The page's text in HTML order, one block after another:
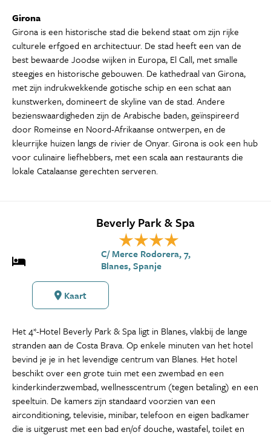
Girona
Girona is een historische stad die bekend staat om zijn rijke
culturele erfgoed en architectuur. De stad heeft een van de
best bewaarde Joodse wijken in Europa, El Call, met smalle
steegjes en historische gebouwen. De kathedraal van Girona,
met zijn indrukwekkende gotische schip en een schat aan
kunstwerken, domineert de skyline van de stad. Andere
bezienswaardigheden zijn de Arabische baden, geïnspireerd
door Romeinse en Noord-Afrikaanse ontwerpen, en de
kleurrijke huizen langs de rivier de Onyar. Girona is ook een hub
voor culinaire liefhebbers, met een scala aan restaurants die
lokale Catalaanse gerechten serveren.
Beverly Park & Spa
C/ Merce Rodorera, 7,
Blanes, Spanje
Kaart
Het 4*-Hotel Beverly Park & Spa ligt in Blanes, vlakbij de lange
stranden aan de Costa Brava. Op enkele minuten van het hotel
bevind je je in het levendige centrum van Blanes. Het hotel
beschikt over een grote tuin met een zwembad en een
kinderkinderzwembad, wellnesscentrum (tegen betaling) en een
speeltuin. De kamers zijn standaard voorzien van een
airconditioning, televisie, minibar, telefoon en eigen badkamer
die is uitgerust met een bad en/of douche, wastafel, toilet en